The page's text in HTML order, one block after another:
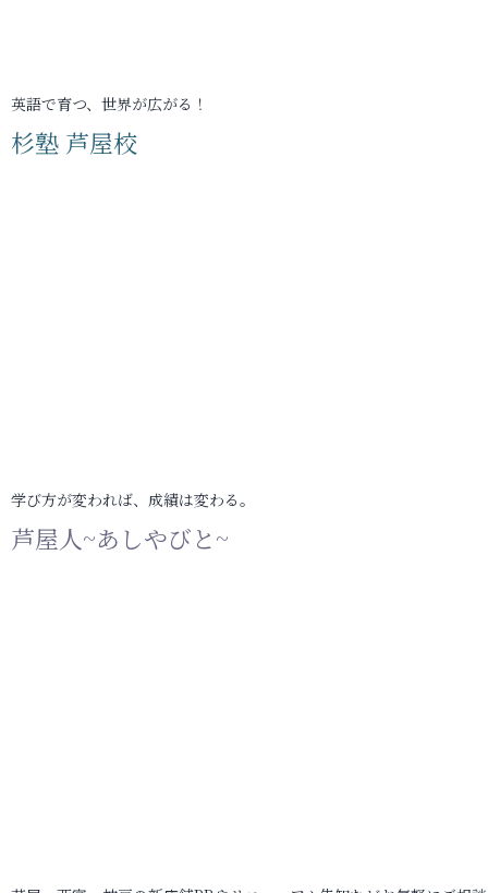
英語で育つ、世界が広がる！
杉塾 芦屋校
学び方が変われば、成績は変わる。
芦屋人~あしやびと~